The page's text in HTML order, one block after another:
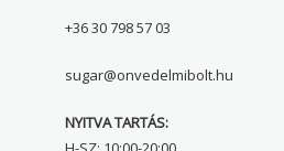
+36 30 798 57 03
sugar@onvedelmibolt.hu
NYITVA TARTÁS: